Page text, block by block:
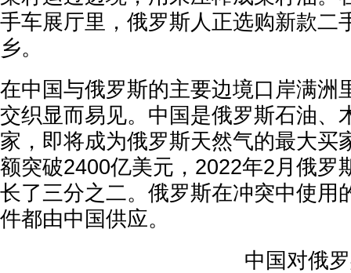
手车展厅里，俄罗斯人正选购新款二
乡。
在中国与俄罗斯的主要边境口岸满洲
交织显而易见。中国是俄罗斯石油、
家，即将成为俄罗斯天然气的最大买
额突破2400亿美元，2022年2月俄罗
长了三分之二。俄罗斯在冲突中使用
件都由中国供应。
中国对俄